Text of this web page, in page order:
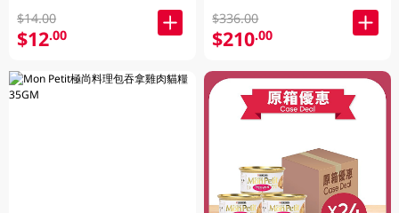
$14.00
$12.00
$336.00
$210.00